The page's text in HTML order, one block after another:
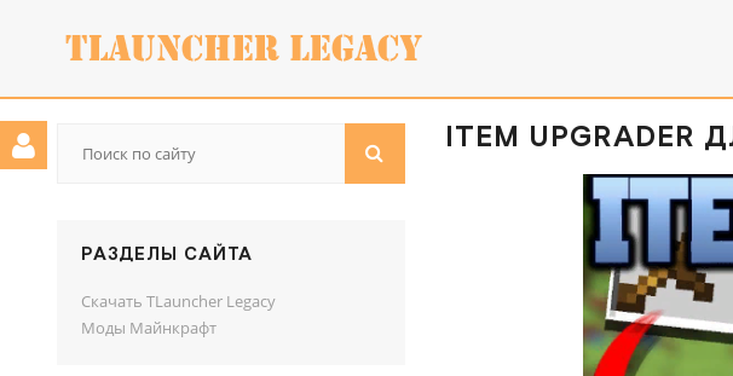
ITEM UPGRADER
РАЗДЕЛЫ САЙТА
Скачать TLauncher Legacy
Моды Майнкрафт